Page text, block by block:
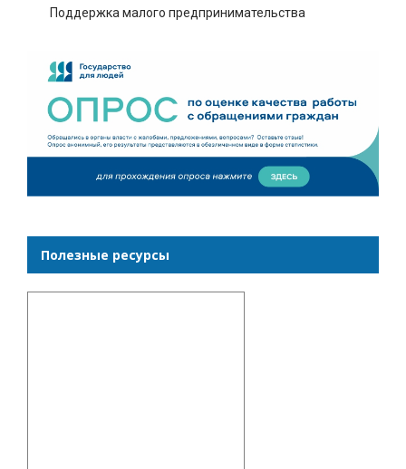
Поддержка малого предпринимательства
Полезные ресурсы